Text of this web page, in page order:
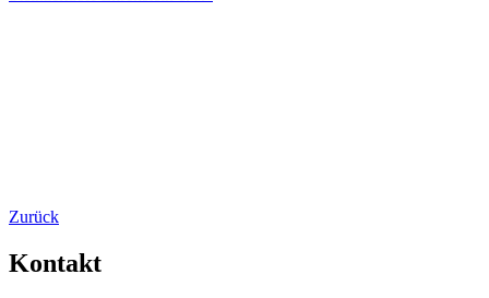
Zurück
Kontakt